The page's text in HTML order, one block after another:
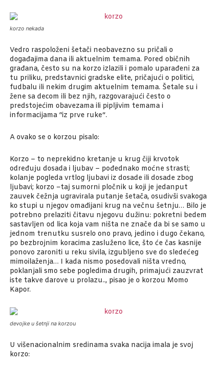
korzo nekada
Vedro raspoloženi šetači neobavezno su pričali o
događajima dana ili aktuelnim temama. Pored običnih
građana, često su na korzo izlazili i pomalo uparađeni za
tu priliku, predstavnici gradske elite, pričajući o politici,
fudbalu ili nekim drugim aktuelnim temama. Šetale su i
žene sa decom ili bez njih, razgovarajući često o
predstojećim obavezama ili pipljivim temama i
informacijama “iz prve ruke”.
A ovako se o korzou pisalo:
Korzo – to neprekidno kretanje u krug čiji krvotok
određuju dosada i ljubav – pođednako moćne strasti;
kolanje pogleda vrtlog ljubavi iz dosade ili dosade zbog
ljubavi; korzo –taj sumorni pločnik u koji je jedanput
zauvek čežnja ugravirala putanje šetača, osudivši svakoga
ko stupi u njegov omađijani krug na večnu šetnju… Bilo je
potrebno prelaziti čitavu njegovu dužinu: pokretni bedem
sastavljen od lica koja vam ništa ne znače da bi se samo u
jednom trenutku susrelo ono pravo, jedino i dugo čekano,
po bezbrojnim koracima zasluženo lice, što će čas kasnije
ponovo zaroniti u reku sivila, izgubljeno sve do sledećeg
mimoilaženja… I kada nismo posedovali ništa vredno,
poklanjali smo sebe pogledima drugih, primajući zauzvrat
iste takve darove u prolazu.., pisao je o korzou Momo
Kapor.
devojke u šetnji na korzou
U višenacionalnim sredinama svaka nacija imala je svoj
korzo: